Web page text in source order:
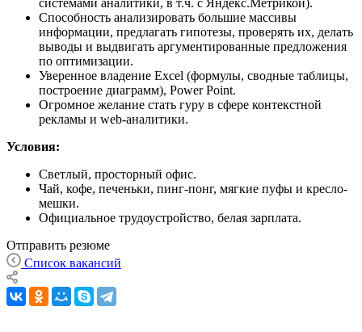
Способность анализировать большие массивы
информации, предлагать гипотезы, проверять их, делать
выводы и выдвигать аргументированные предложения
по оптимизации.
Уверенное владение Excel (формулы, сводные таблицы,
построение диаграмм), Power Point.
Огромное желание стать гуру в сфере контекстной
рекламы и web-аналитики.
Условия:
Светлый, просторный офис.
Чай, кофе, печеньки, пинг-понг, мягкие пуфы и кресло-
мешки.
Официальное трудоустройство, белая зарплата.
Отправить резюме
Список вакансий